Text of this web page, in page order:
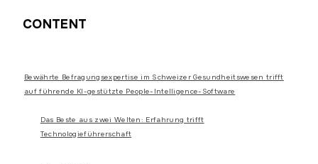
CONTENT
Bewährte Befragungsexpertise im Schweizer Gesundheitswesen trifft
auf führende KI-gestützte People-Intelligence-Software
Das Beste aus zwei Welten: Erfahrung trifft
Technologieführerschaft